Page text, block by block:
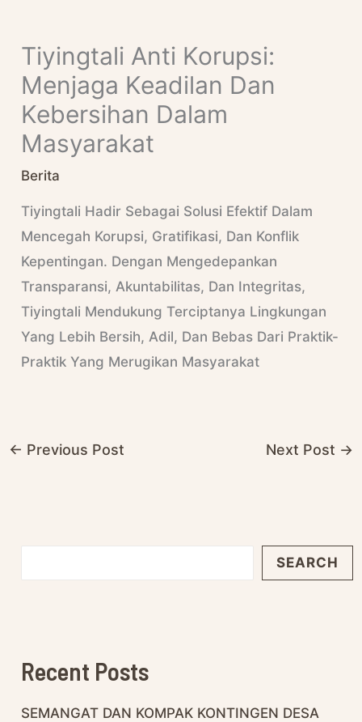
Content
Tiyingtali Anti Korupsi:
Menjaga Keadilan Dan
Kebersihan Dalam
Masyarakat
Berita
Tiyingtali Hadir Sebagai Solusi Efektif Dalam
Mencegah Korupsi, Gratifikasi, Dan Konflik
Kepentingan. Dengan Mengedepankan
Transparansi, Akuntabilitas, Dan Integritas,
Tiyingtali Mendukung Terciptanya Lingkungan
Yang Lebih Bersih, Adil, Dan Bebas Dari Praktik-
Praktik Yang Merugikan Masyarakat
← Previous Post Next Post →
A
R
C
H
SEARCH
Recent Posts
SEMANGAT DAN KOMPAK KONTINGEN DESA